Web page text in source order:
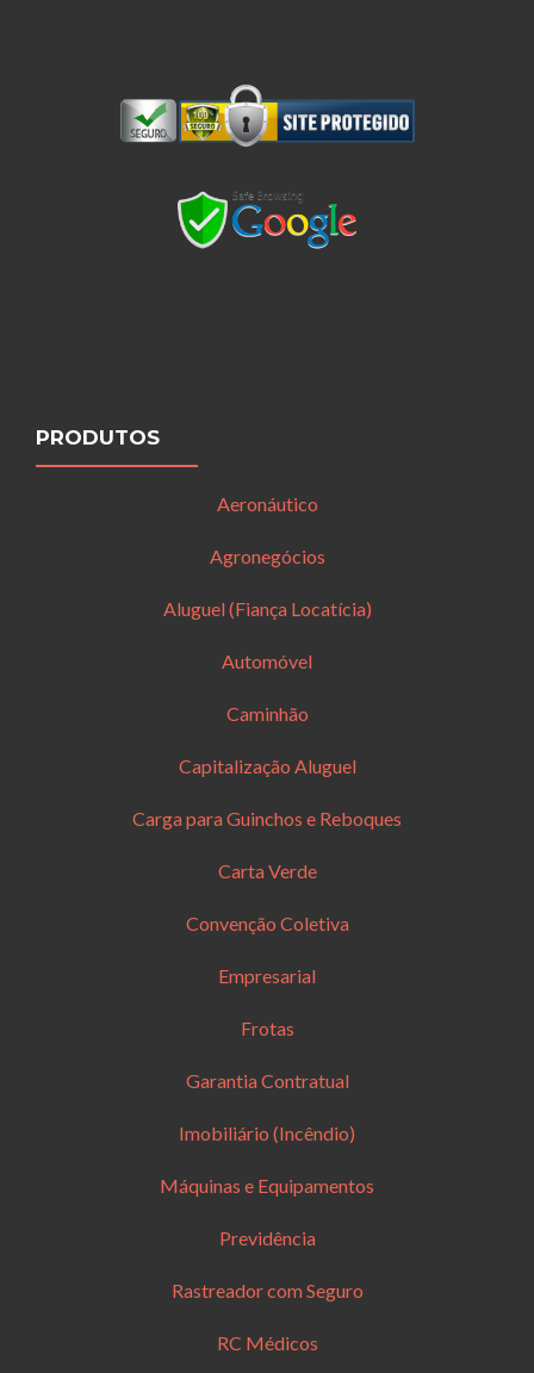
PRODUTOS
Aeronáutico
Agronegócios
Aluguel (Fiança Locatícia)
Automóvel
Caminhão
Capitalização Aluguel
Carga para Guinchos e Reboques
Carta Verde
Convenção Coletiva
Empresarial
Frotas
Garantia Contratual
Imobiliário (Incêndio)
Máquinas e Equipamentos
Previdência
Rastreador com Seguro
RC Médicos